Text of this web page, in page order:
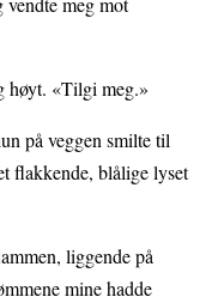
høyt. «Tilgi meg.»
på veggen smilte til
flakkende, blålige lyset
liggende på
mine hadde